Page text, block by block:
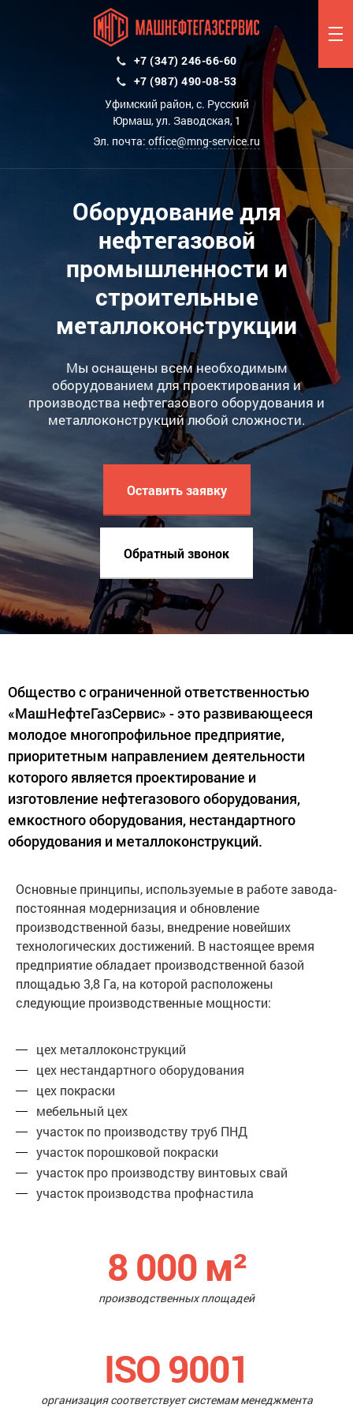
+7 (347) 246-66-60
+7 (987) 490-08-53
Уфимский район, с. Русский
Юрмаш, ул. Заводская, 1
Эл. почта: office@mng-service.ru
Оборудование для
нефтегазовой
промышленности и
строительные
металлоконструкции
Мы оснащены всем необходимым
оборудованием для проектирования и
производства нефтегазового оборудования и
металлоконструкций любой сложности.
Оставить заявку
Обратный звонок
Общество с ограниченной ответственностью
«МашНефтеГазСервис» - это развивающееся
молодое многопрофильное предприятие,
приоритетным направлением деятельности
которого является проектирование и
изготовление нефтегазового оборудования,
емкостного оборудования, нестандартного
оборудования и металлоконструкций.
Основные принципы, используемые в работе завода-
постоянная модернизация и обновление
производственной базы, внедрение новейших
технологических достижений. В настоящее время
предприятие обладает производственной базой
площадью 3,8 Га, на которой расположены
следующие производственные мощности:
цех металлоконструкций
цех нестандартного оборудования
цех покраски
мебельный цех
участок по производству труб ПНД
участок порошковой покраски
участок про производству винтовых свай
участок производства профнастила
8 000 м²
производственных площадей
ISO 9001
организация соответствует системам менеджмента